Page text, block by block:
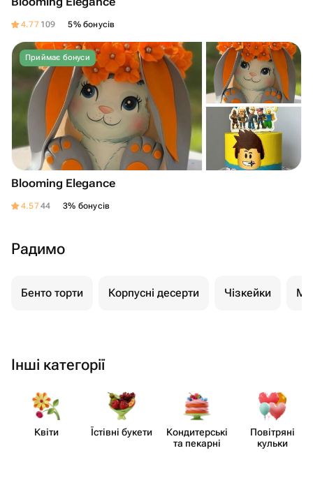
4.77 109 5% бонусів
Приймає бонуси
Blooming Elegance
4.5744 3% бонусів
Радимо
Бенто торти Корпусні десерти Чізкейки
Інші категорії
Квіти Їстівні букети
Кондит​ерські
та пекарні
Повітряні
кульки